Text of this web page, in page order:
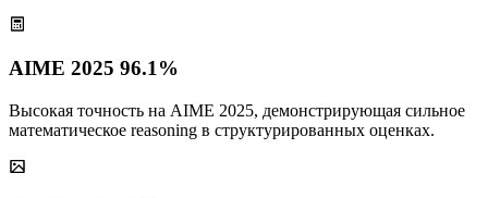
AIME 2025 96.1%
Высокая точность на AIME 2025, демонстрирующая сильное
математическое reasoning в структурированных оценках.